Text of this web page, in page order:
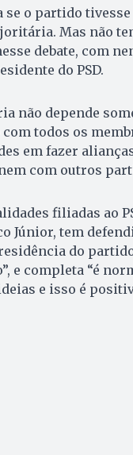
se o partido
Mas não
debate, com
do PSD.
não depende
todos os
em fazer
com outros
filiadas ao
Júnior, tem
do
e completa “é
e isso é